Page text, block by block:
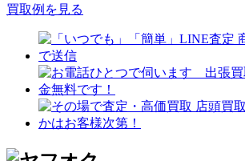
買取例を見る